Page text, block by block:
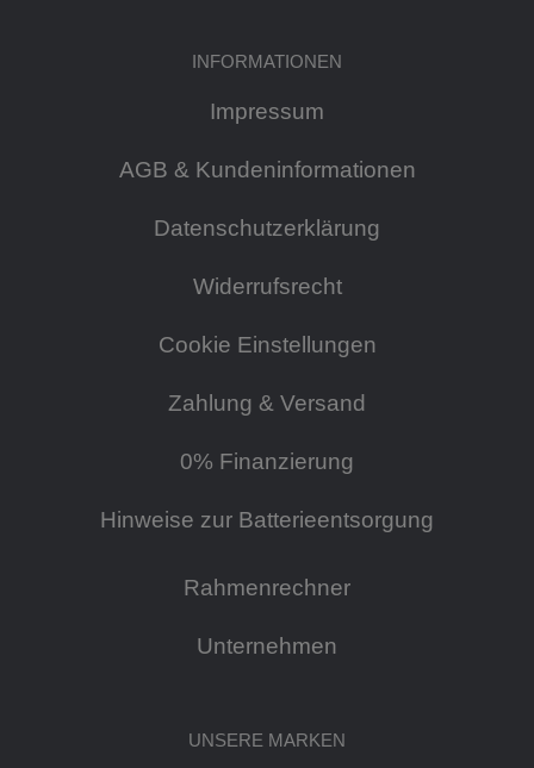
INFORMATIONEN
Impressum
AGB & Kundeninformationen
Datenschutzerklärung
Widerrufsrecht
Cookie Einstellungen
Zahlung & Versand
0% Finanzierung
Hinweise zur Batterieentsorgung
Rahmenrechner
Unternehmen
UNSERE MARKEN